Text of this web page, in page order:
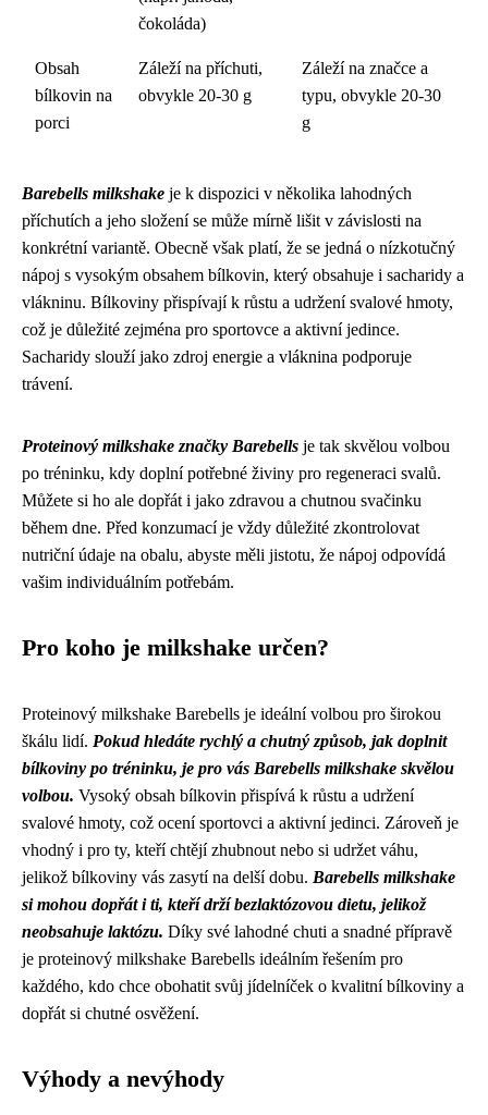
čokoláda)
Obsah
bílkovin na
porci
Záleží na příchuti,
obvykle 20-30 g
Záleží na značce a
typu, obvykle 20-30
g
Barebells milkshake je k dispozici v několika lahodných
příchutích a jeho složení se může mírně lišit v závislosti na
konkrétní variantě. Obecně však platí, že se jedná o nízkotučný
nápoj s vysokým obsahem bílkovin, který obsahuje i sacharidy a
vlákninu. Bílkoviny přispívají k růstu a udržení svalové hmoty,
což je důležité zejména pro sportovce a aktivní jedince.
Sacharidy slouží jako zdroj energie a vláknina podporuje
trávení.
Proteinový milkshake značky Barebells je tak skvělou volbou
po tréninku, kdy doplní potřebné živiny pro regeneraci svalů.
Můžete si ho ale dopřát i jako zdravou a chutnou svačinku
během dne. Před konzumací je vždy důležité zkontrolovat
nutriční údaje na obalu, abyste měli jistotu, že nápoj odpovídá
vašim individuálním potřebám.
Pro koho je milkshake určen?
Proteinový milkshake Barebells je ideální volbou pro širokou
škálu lidí. Pokud hledáte rychlý a chutný způsob, jak doplnit
bílkoviny po tréninku, je pro vás Barebells milkshake skvělou
volbou. Vysoký obsah bílkovin přispívá k růstu a udržení
svalové hmoty, což ocení sportovci a aktivní jedinci. Zároveň je
vhodný i pro ty, kteří chtějí zhubnout nebo si udržet váhu,
jelikož bílkoviny vás zasytí na delší dobu. Barebells milkshake
si mohou dopřát i ti, kteří drží bezlaktózovou dietu, jelikož
neobsahuje laktózu. Díky své lahodné chuti a snadné přípravě
je proteinový milkshake Barebells ideálním řešením pro
každého, kdo chce obohatit svůj jídelníček o kvalitní bílkoviny a
dopřát si chutné osvěžení.
Výhody a nevýhody